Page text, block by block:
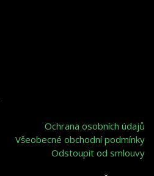
Ochrana osobních údajů
Všeobecné obchodní podmínky
Odstoupit od smlouvy